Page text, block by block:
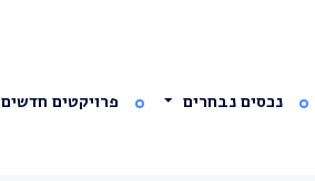
נכסים נבחרים פרויקטים חדשים